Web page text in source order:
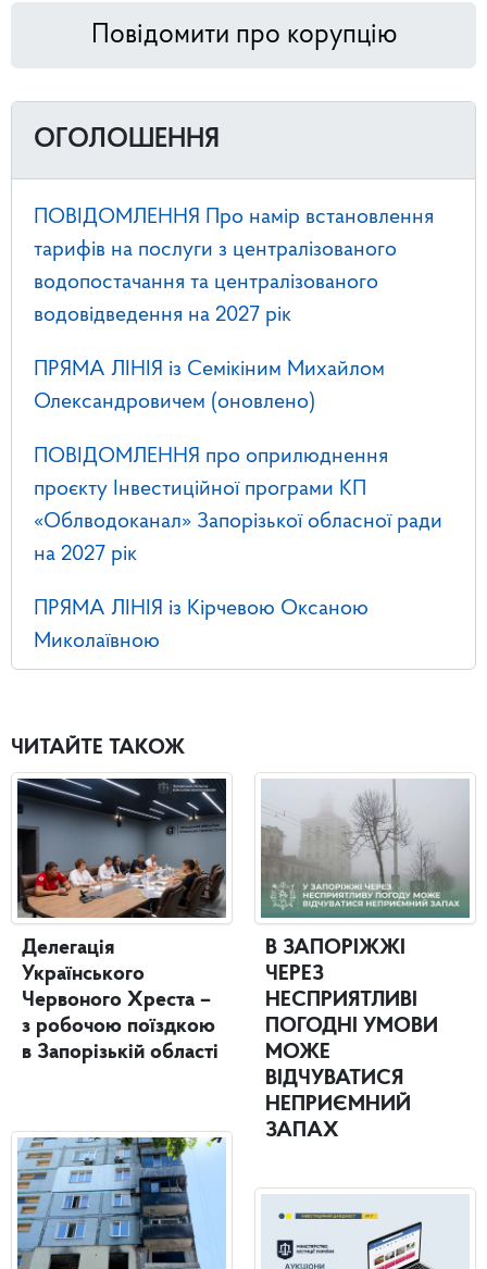
Повідомити про корупцію
ОГОЛОШЕННЯ
ПОВІДОМЛЕННЯ Про намір встановлення
тарифів на послуги з централізованого
водопостачання та централізованого
водовідведення на 2027 рік
ПРЯМА ЛІНІЯ із Семікіним Михайлом
Олександровичем (оновлено)
ПОВІДОМЛЕННЯ про оприлюднення
проєкту Інвестиційної програми КП
«Облводоканал» Запорізької обласної ради
на 2027 рік
ПРЯМА ЛІНІЯ із Кірчевою Оксаною
Миколаївною
ЧИТАЙТЕ ТАКОЖ
Делегація
Українського
Червоного Хреста –
з робочою поїздкою
в Запорізькій області
В ЗАПОРІЖЖІ
ЧЕРЕЗ
НЕСПРИЯТЛИВІ
ПОГОДНІ УМОВИ
МОЖЕ
ВІДЧУВАТИСЯ
НЕПРИЄМНИЙ
ЗАПАХ